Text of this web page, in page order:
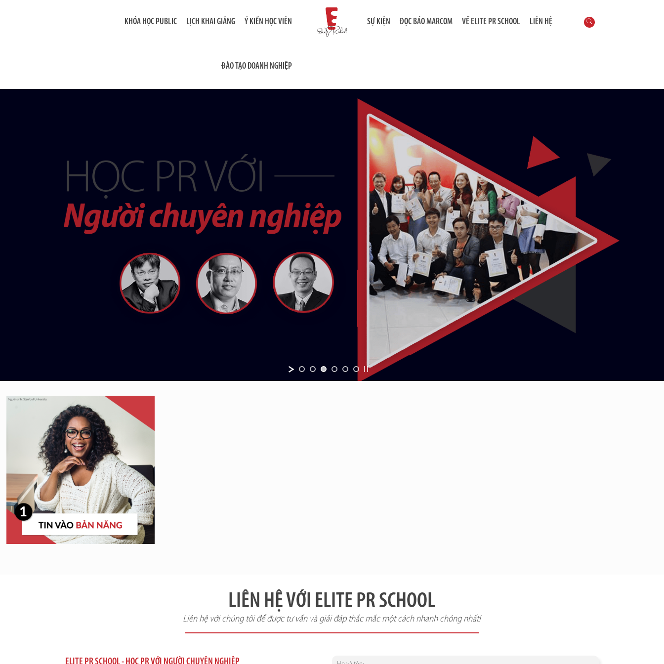
KHÓA HỌC PUBLIC LỊCH KHAI GIẢNG Ý KIẾN HỌC VIÊN
ĐÀO TẠO DOANH NGHIỆP
SỰ KIỆN ĐỌC BÁO MARCOM VỀ ELITE PR SCHOOL LIÊN HỆ
LIÊN HỆ VỚI ELITE PR SCHOOL
Liên hệ với chúng tôi để được tư vấn và giải đáp thắc mắc một cách nhanh chóng nhất!
ELITE PR SCHOOL - HỌC PR VỚI NGƯỜI CHUYÊN NGHIỆP